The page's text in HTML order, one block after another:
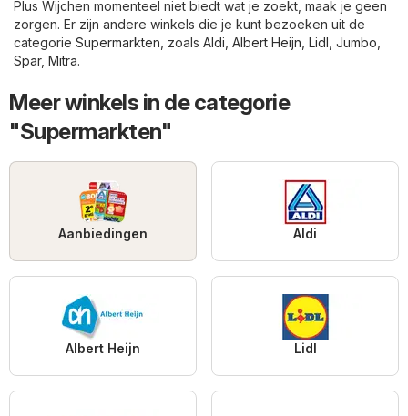
Plus Wijchen momenteel niet biedt wat je zoekt, maak je geen
zorgen. Er zijn andere winkels die je kunt bezoeken uit de
categorie Supermarkten , zoals Aldi Albert Heijn Lidl Jumbo
Spar, Mitra.
Meer winkels in de categorie
"Supermarkten"
Aanbiedingen Aldi
Albert Heijn Lidl